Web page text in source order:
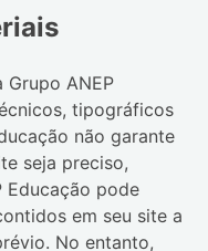
Grupo ANEP
tipográficos
não garante
seja preciso,
Educação pode
em seu site a
No entanto,